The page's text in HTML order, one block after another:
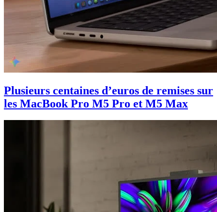
Plusieurs centaines d’euros de remises sur
les MacBook Pro M5 Pro et M5 Max